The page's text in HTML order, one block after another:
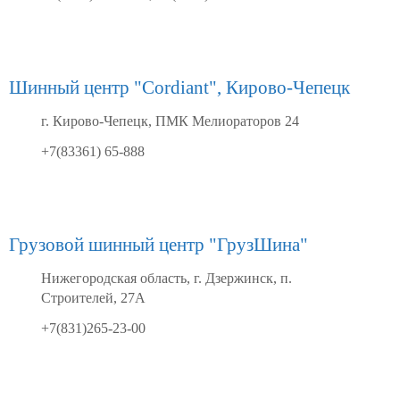
Шинный центр "Cordiant", Кирово-Чепецк
г. Кирово-Чепецк, ПМК Мелиораторов 24
+7(83361) 65-888
Грузовой шинный центр "ГрузШина"
Нижегородская область, г. Дзержинск, п.
Строителей, 27А
+7(831)265-23-00